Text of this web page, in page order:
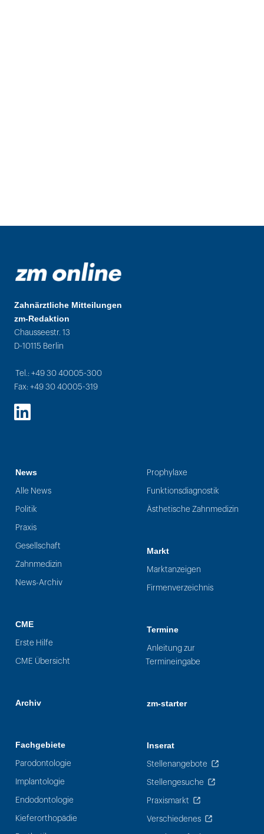
Zahnärztliche Mitteilungen
zm-Redaktion
Chausseestr. 13
D-10115 Berlin
Tel.: +49 30 40005-300
Fax: +49 30 40005-319
LinkedIn
News
Alle News
Politik
Praxis
Gesellschaft
Zahnmedizin
News-Archiv
CME
Erste Hilfe
CME Übersicht
Archiv
Fachgebiete
Parodontologie
Implantologie
Endodontologie
Kieferorthopädie
Prophylaxe
Funktionsdiagnostik
Ästhetische Zahnmedizin
Markt
Marktanzeigen
Firmenverzeichnis
Termine
Anleitung zur
Termineingabe
zm-starter
Inserat
Stellenangebote
Stellengesuche
Praxismarkt
Verschiedenes